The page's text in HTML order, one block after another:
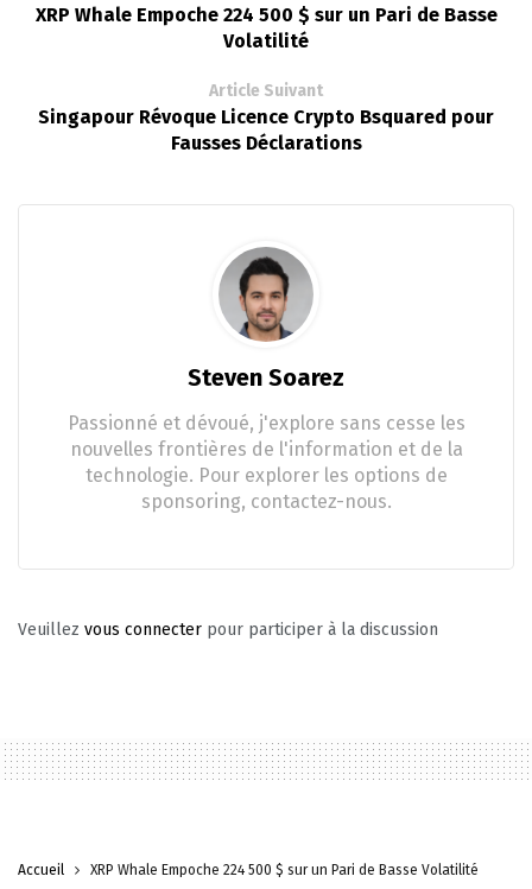
XRP Whale Empoche 224 500 $ sur un Pari de Basse
Volatilité
Article Suivant
Singapour Révoque Licence Crypto Bsquared pour
Fausses Déclarations
Steven Soarez
Passionné et dévoué, j'explore sans cesse les
nouvelles frontières de l'information et de la
technologie. Pour explorer les options de
sponsoring, contactez-nous.
Veuillez vous connecter pour participer à la discussion
Accueil XRP Whale Empoche 224 500 $ sur un Pari de Basse Volatilité